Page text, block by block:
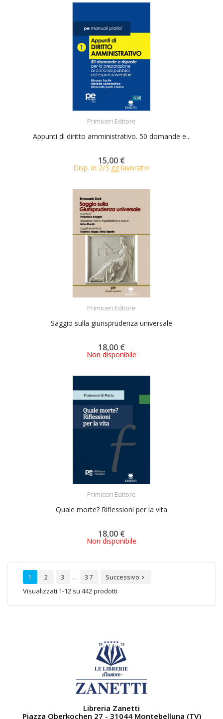
Primiceri Editore
Appunti di diritto amministrativo. 50 domande e...
15,00 €
Disp. in 2/3 gg lavorativi
Primiceri Editore
Saggio sulla giurisprudenza universale
18,00 €
Non disponibile
Primiceri Editore
Quale morte? Riflessioni per la vita
18,00 €
Non disponibile
1 2 3 … 37 Successivo 
Visualizzati 1-12 su 442 prodotti
Libreria Zanetti
Piazza Oberkochen 27 - 31044 Montebelluna (TV)